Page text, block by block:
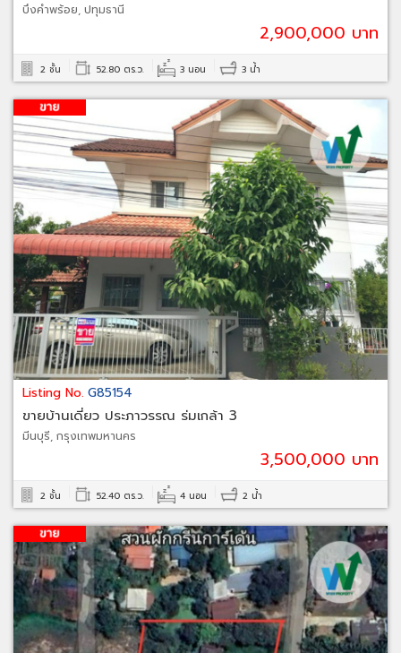
บึงคำพร้อย, ปทุมธานี
2,900,000 บาท
2 ชั้น 52.80 ตร.ว. 3 นอน 3 น้ำ
Listing No. G85154
ขายบ้านเดี่ยว ประภาวรรณ ร่มเกล้า 3
มีนบุรี, กรุงเทพมหานคร
3,500,000 บาท
2 ชั้น 52.40 ตร.ว. 4 นอน 2 น้ำ